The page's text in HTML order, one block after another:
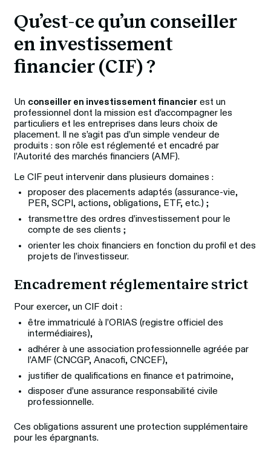
Qu’est-ce qu’un conseiller
en investissement
financier (CIF) ?
Un conseiller en investissement financier est un
professionnel dont la mission est d’accompagner les
particuliers et les entreprises dans leurs choix de
placement. Il ne s’agit pas d’un simple vendeur de
produits : son rôle est réglementé et encadré par
l’Autorité des marchés financiers (AMF).
Le CIF peut intervenir dans plusieurs domaines :
proposer des placements adaptés (assurance-vie,
PER, SCPI, actions, obligations, ETF, etc.) ;
transmettre des ordres d’investissement pour le
compte de ses clients ;
orienter les choix financiers en fonction du profil et des
projets de l’investisseur.
Encadrement réglementaire strict
Pour exercer, un CIF doit :
être immatriculé à l’ORIAS (registre officiel des
intermédiaires),
adhérer à une association professionnelle agréée par
l’AMF (CNCGP, Anacofi, CNCEF),
justifier de qualifications en finance et patrimoine,
disposer d’une assurance responsabilité civile
professionnelle.
Ces obligations assurent une protection supplémentaire
pour les épargnants.